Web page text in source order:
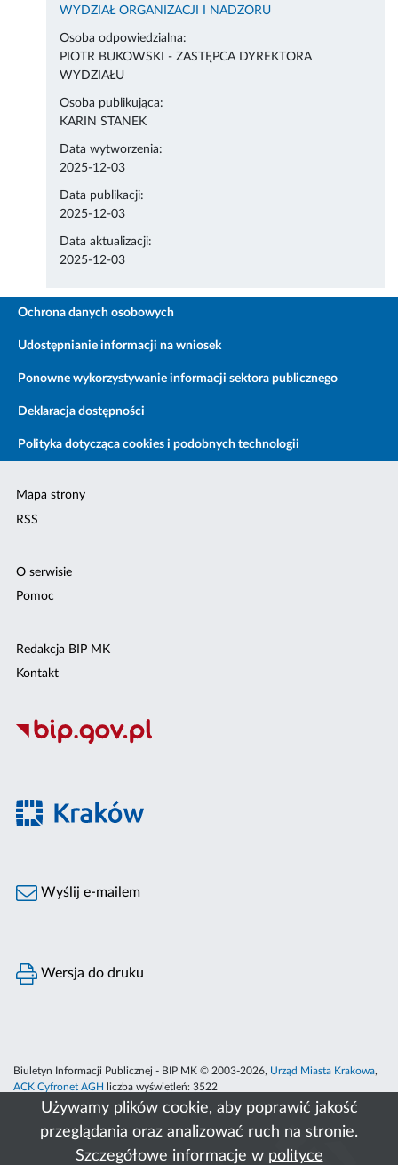
Używamy plików cookie, aby poprawić jakość
przeglądania oraz analizować ruch na stronie.
Szczegółowe informacje w polityce
WYDZIAŁ ORGANIZACJI I NADZORU
Osoba odpowiedzialna:
PIOTR BUKOWSKI - ZASTĘPCA DYREKTORA
WYDZIAŁU
Osoba publikująca:
KARIN STANEK
Data wytworzenia:
2025-12-03
Data publikacji:
2025-12-03
Data aktualizacji:
2025-12-03
Ochrona danych osobowych
Udostępnianie informacji na wniosek
Ponowne wykorzystywanie informacji sektora publicznego
Deklaracja dostępności
Polityka dotycząca cookies i podobnych technologii
Mapa strony
RSS
O serwisie
Pomoc
Redakcja BIP MK
Kontakt
Wyślij e-mailem
Wersja do druku
Biuletyn Informacji Publicznej - BIP MK © 2003-2026, Urząd Miasta Krakowa,
ACK Cyfronet AGH
liczba wyświetleń: 3522